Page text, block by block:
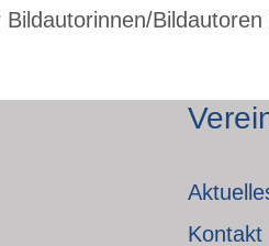
Kontakt